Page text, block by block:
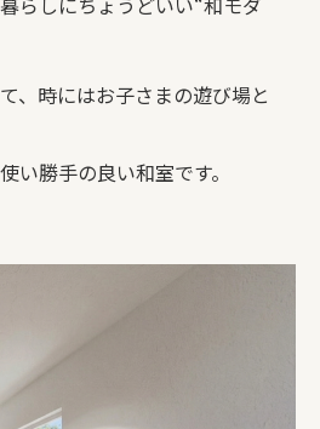
、時にはお子さまの遊び場と
い勝手の良い和室です。